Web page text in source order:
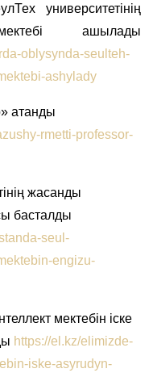
университетінің
ашылады
oblysynda-seulteh-
ashylady
атанды
rmetti-professor-
жасанды
басталды
seul-
engizu-
мектебін іске
https://el.kz/elimizde-
iske-asyrudyn-